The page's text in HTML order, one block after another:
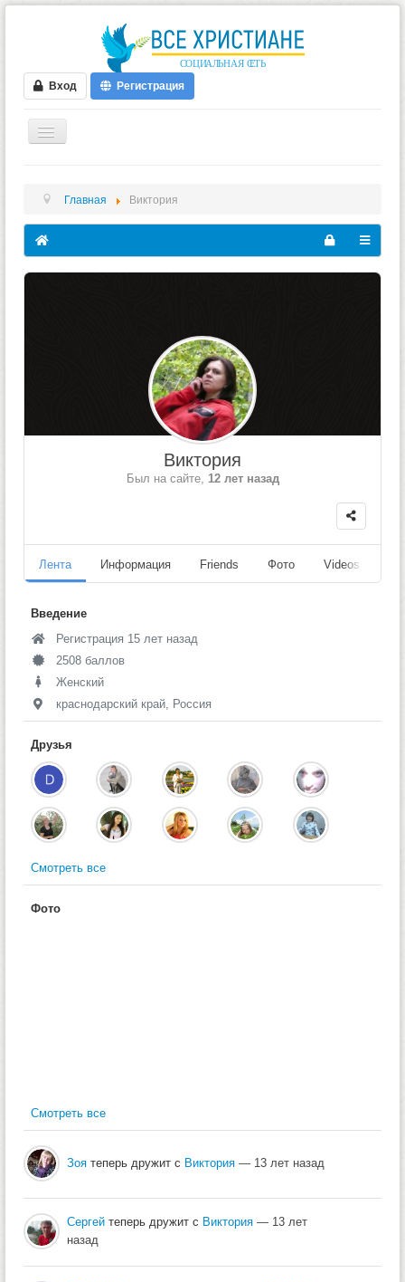
Вход Регистрация
ФОРУМ
ВИДЕО
БЛОГИ
Главная Виктория
Виктория
Был на сайте, 12 лет назад
Лента Информация Friends Фото Videos
Введение
Регистрация 15 лет назад
2508 баллов
Женский
краснодарский край, Россия
Друзья
Смотреть все
Фото
Смотреть все
Зоя теперь дружит с Виктория — 13 лет назад
Сергей теперь дружит с Виктория — 13 лет
назад